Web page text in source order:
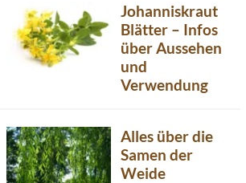
Johanniskraut
Blätter – Infos
über Aussehen
und
Verwendung
Alles über die
Samen der
Weide